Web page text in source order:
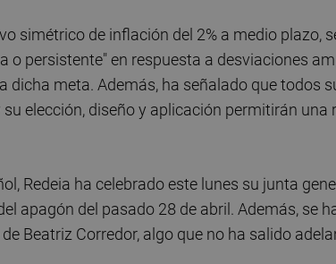
simétrico de inflación del 2% a medio plazo,
o persistente" en respuesta a desviaciones
dicha meta. Además, ha señalado que todos
elección, diseño y aplicación permitirán una
Redeia ha celebrado este lunes su junta
apagón del pasado 28 de abril. Además, se
Beatriz Corredor, algo que no ha salido